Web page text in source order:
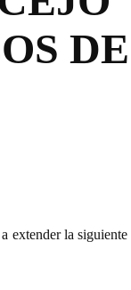
DE
extender la siguiente